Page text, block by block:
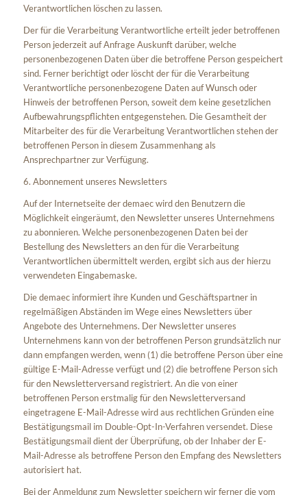
Verantwortlichen löschen zu lassen.
Der für die Verarbeitung Verantwortliche erteilt jeder betroffenen
Person jederzeit auf Anfrage Auskunft darüber, welche
personenbezogenen Daten über die betroffene Person gespeichert
sind. Ferner berichtigt oder löscht der für die Verarbeitung
Verantwortliche personenbezogene Daten auf Wunsch oder
Hinweis der betroffenen Person, soweit dem keine gesetzlichen
Aufbewahrungspflichten entgegenstehen. Die Gesamtheit der
Mitarbeiter des für die Verarbeitung Verantwortlichen stehen der
betroffenen Person in diesem Zusammenhang als
Ansprechpartner zur Verfügung.
6. Abonnement unseres Newsletters
Auf der Internetseite der demaec wird den Benutzern die
Möglichkeit eingeräumt, den Newsletter unseres Unternehmens
zu abonnieren. Welche personenbezogenen Daten bei der
Bestellung des Newsletters an den für die Verarbeitung
Verantwortlichen übermittelt werden, ergibt sich aus der hierzu
verwendeten Eingabemaske.
Die demaec informiert ihre Kunden und Geschäftspartner in
regelmäßigen Abständen im Wege eines Newsletters über
Angebote des Unternehmens. Der Newsletter unseres
Unternehmens kann von der betroffenen Person grundsätzlich nur
dann empfangen werden, wenn (1) die betroffene Person über eine
gültige E-Mail-Adresse verfügt und (2) die betroffene Person sich
für den Newsletterversand registriert. An die von einer
betroffenen Person erstmalig für den Newsletterversand
eingetragene E-Mail-Adresse wird aus rechtlichen Gründen eine
Bestätigungsmail im Double-Opt-In-Verfahren versendet. Diese
Bestätigungsmail dient der Überprüfung, ob der Inhaber der E-
Mail-Adresse als betroffene Person den Empfang des Newsletters
autorisiert hat.
Bei der Anmeldung zum Newsletter speichern wir ferner die vom